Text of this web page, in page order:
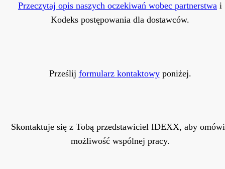
Przeczytaj opis naszych oczekiwań wobec partnerstwa i
Kodeks postępowania dla dostawców.
Prześlij formularz kontaktowyponiżej.
Skontaktuje się z Tobą przedstawiciel IDEXX, aby
możliwość wspólnej pracy.